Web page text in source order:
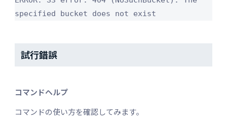
specified bucket does not exist
試行錯誤
コマンドヘルプ
コマンドの使い方を確認してみます。